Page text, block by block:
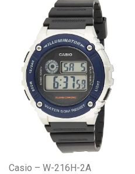
Casio – W-216H-2A